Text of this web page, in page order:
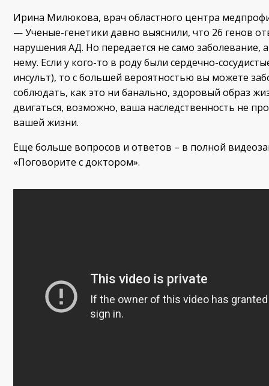
Ирина Милюкова, врач областного центра
— Ученые-генетики давно выяснили, что 26 генов
нарушения АД. Но передается не само заболевание,
нему. Если у кого-то в роду были сердечно-
инсульт), то с большей вероятностью вы можете
соблюдать, как это ни банально, здоровый образ
двигаться, возможно, ваша наследственность не
вашей жизни.
Еще больше вопросов и ответов – в полной
«Поговорите с доктором».